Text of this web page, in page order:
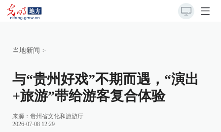
当地新闻 >
与“贵州好戏”不期而遇，“演出
+旅游”带给游客复合体验
来源： 贵州省文化和旅游厅
2026-07-08 12:29